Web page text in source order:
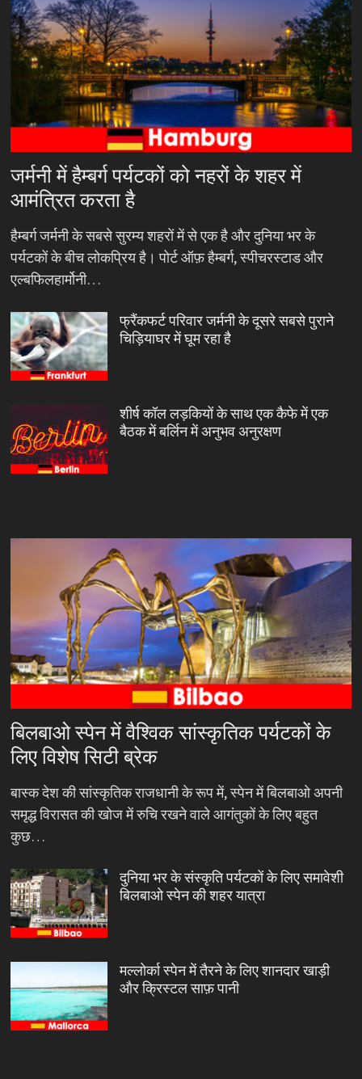
जर्मनी में हैम्बर्ग पर्यटकों को नहरों के शहर में
आमंत्रित करता है
हैम्बर्ग जर्मनी के सबसे सुरम्य शहरों में से एक है और दुनिया भर के
पर्यटकों के बीच लोकप्रिय है। पोर्ट ऑफ़ हैम्बर्ग, स्पीचरस्टाड और
एल्बफिलहार्मोनी…
फ्रैंकफर्ट परिवार जर्मनी के दूसरे सबसे पुराने
चिड़ियाघर में घूम रहा है
शीर्ष कॉल लड़कियों के साथ एक कैफे में एक
बैठक में बर्लिन में अनुभव अनुरक्षण
बिलबाओ स्पेन में वैश्विक सांस्कृतिक पर्यटकों के
लिए विशेष सिटी ब्रेक
बास्क देश की सांस्कृतिक राजधानी के रूप में, स्पेन में बिलबाओ अपनी
समृद्ध विरासत की खोज में रुचि रखने वाले आगंतुकों के लिए बहुत
कुछ…
दुनिया भर के संस्कृति पर्यटकों के लिए समावेशी
बिलबाओ स्पेन की शहर यात्रा
मल्लोर्का स्पेन में तैरने के लिए शानदार खाड़ी
और क्रिस्टल साफ़ पानी